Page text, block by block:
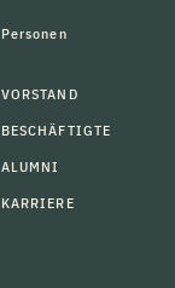
Personen
VORSTAND
BESCHÄFTIGTE
ALUMNI
KARRIERE